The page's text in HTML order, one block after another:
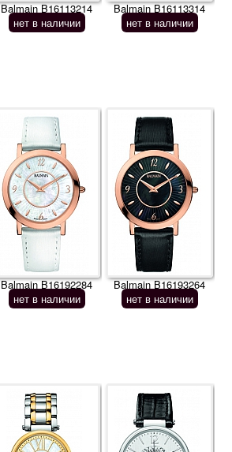
Balmain B16113214
нет в наличии
Balmain B16113314
нет в наличии
Balmain B16192284
нет в наличии
Balmain B16193264
нет в наличии